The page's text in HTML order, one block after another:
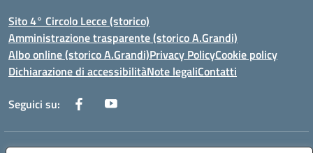
Sito 4° Circolo Lecce (storico)
Amministrazione trasparente (storico A.Grandi)
Albo online (storico A.Grandi)Privacy PolicyCookie policy
Dichiarazione di accessibilitàNote legaliContatti
Seguici su: